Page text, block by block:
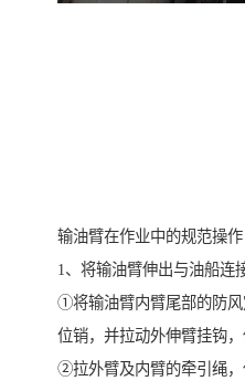
输油臂在作业中的规范操作
1、将输油臂伸出与油船连
①将输油臂内臂尾部的防
位销，并拉动外伸臂挂钩，
②拉外臂及内臂的牵引绳